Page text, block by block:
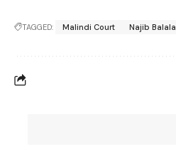
TAGGED: Malindi Court Najib Balala